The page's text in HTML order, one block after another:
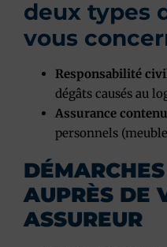
deux types
vous
Responsabilité
dégâts causés au
Assurance
personnels
AUPRÈS DE
ASSUREUR